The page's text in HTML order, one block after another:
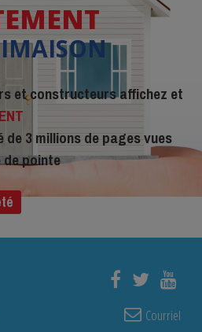
et constructeurs affichez et
3 millions de pages vues
de pointe
Courriel